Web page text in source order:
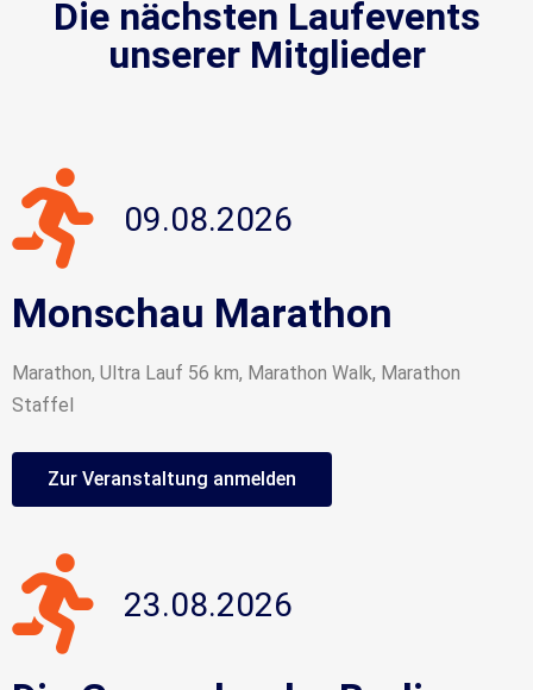
Die nächsten Laufevents
unserer Mitglieder
09.08.2026
Monschau Marathon
Marathon, Ultra Lauf 56 km, Marathon Walk, Marathon
Staffel
Zur Veranstaltung anmelden
23.08.2026